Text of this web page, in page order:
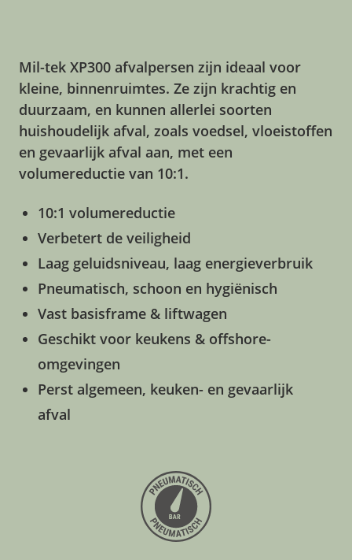
Mil-tek XP300 afvalpersen zijn ideaal voor
kleine, binnenruimtes. Ze zijn krachtig en
duurzaam, en kunnen allerlei soorten
huishoudelijk afval, zoals voedsel, vloeistoffen
en gevaarlijk afval aan, met een
volumereductie van 10:1.
10:1 volumereductie
Verbetert de veiligheid
Laag geluidsniveau, laag energieverbruik
Pneumatisch, schoon en hygiënisch
Vast basisframe & liftwagen
Geschikt voor keukens & offshore-
omgevingen
Perst algemeen, keuken- en gevaarlijk
afval